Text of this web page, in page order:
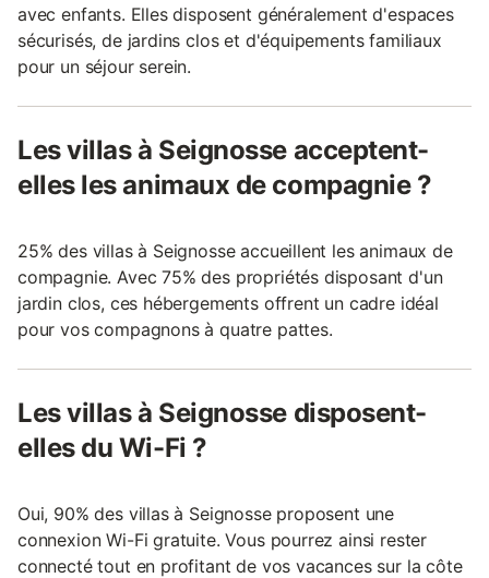
avec enfants. Elles disposent généralement d'espaces
sécurisés, de jardins clos et d'équipements familiaux
pour un séjour serein.
Les villas à Seignosse acceptent-
elles les animaux de compagnie ?
25% des villas à Seignosse accueillent les animaux de
compagnie. Avec 75% des propriétés disposant d'un
jardin clos, ces hébergements offrent un cadre idéal
pour vos compagnons à quatre pattes.
Les villas à Seignosse disposent-
elles du Wi-Fi ?
Oui, 90% des villas à Seignosse proposent une
connexion Wi-Fi gratuite. Vous pourrez ainsi rester
connecté tout en profitant de vos vacances sur la côte